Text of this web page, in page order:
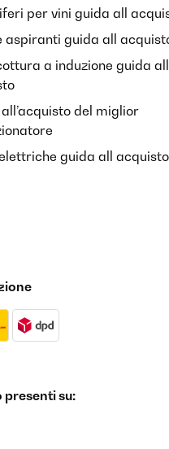
per vini guida all
aspiranti guida all
a induzione guida all
del miglior
guida all acquisto
presenti su: